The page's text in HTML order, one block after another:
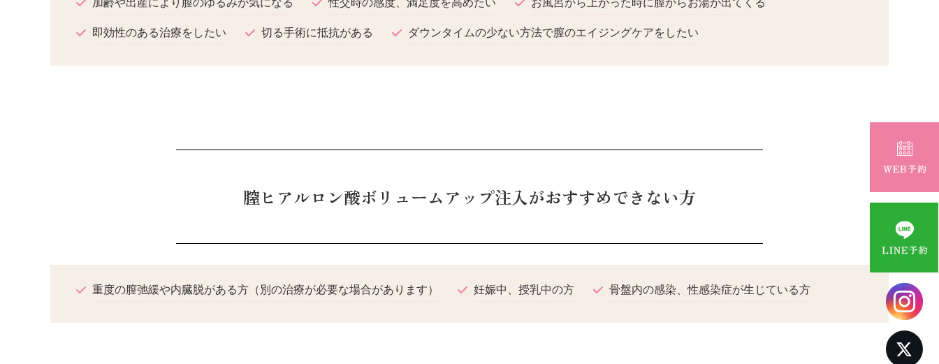
加齢や出産により膣のゆるみが気になる 性交時の感度、満足度を高めたい お風呂から上がった時に膣からお湯が出てくる
即効性のある治療をしたい 切る手術に抵抗がある ダウンタイムの少ない方法で膣のエイジングケアをしたい
膣ヒアルロン酸ボリュームアップ注入がおすすめできない方
重度の膣弛緩や内臓脱がある方（別の治療が必要な場合があります） 妊娠中、授乳中の方 骨盤内の感染、性感染症が生じている方